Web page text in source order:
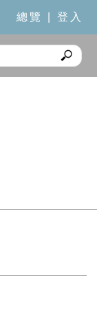
總覽 登入